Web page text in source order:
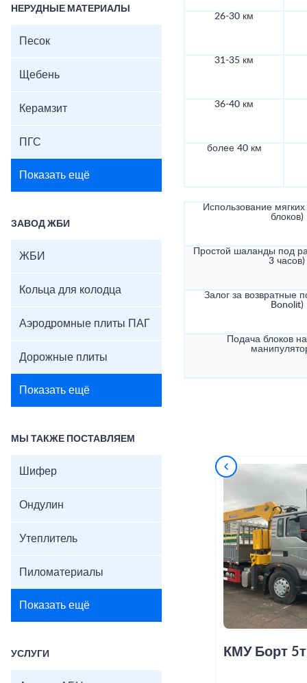
НЕРУДНЫЕ МАТЕРИАЛЫ
Песок
Щебень
Керамзит
ПГС
Показать ещё
ЗАВОД ЖБИ
ЖБИ
Кольца для колодца
Аэродромные плиты ПАГ
Дорожные плиты
Показать ещё
МЫ ТАКЖЕ ПОСТАВЛЯЕМ
Шифер
Ондулин
Утеплитель
Пиломатериалы
Показать ещё
УСЛУГИ
26-30 км
31-35 км
36-40 км
более 40 км
Использование
блоков)
Простой шаланды под
3 часов)
Залог за возвратные
Bonolit)
Подача блоков
КМУ Борт 5т